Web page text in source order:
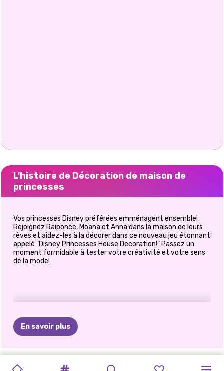
L'histoire de Décoration de maison de
princesses
Vos princesses Disney préférées emménagent ensemble!
Rejoignez Raiponce, Moana et Anna dans la maison de leurs
rêves et aidez-les à la décorer dans ce nouveau jeu étonnant
appelé "Disney Princesses House Decoration!" Passez un
moment formidable à tester votre créativité et votre sens
de la mode!
En savoir plus
PRINCESSES
SŒURS SOIRÉE
PRINCESSE LES